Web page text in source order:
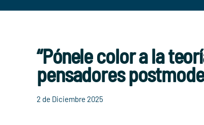
“Pónele color a la
pensadores
2 de Diciembre 2025